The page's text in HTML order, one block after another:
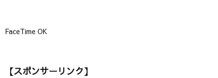
FaceTime OK
【スポンサーリンク】